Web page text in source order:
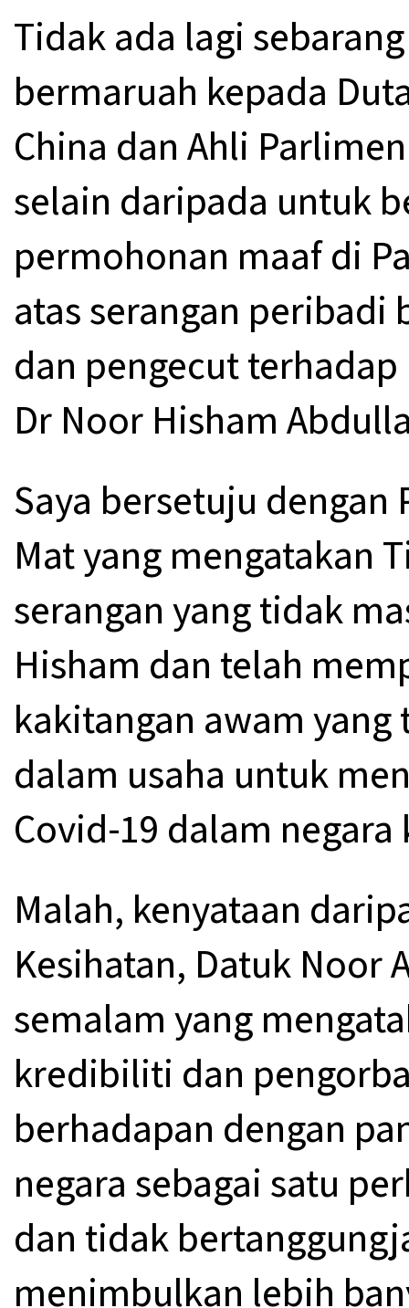
Tidak ada lagi
bermaruah kepada
China dan Ahli
selain daripada untuk
permohonan maaf di
atas serangan peribadi
dan pengecut
Dr Noor Hisham
Saya bersetuju dengan
Mat yang mengatakan
serangan yang tidak
Hisham dan telah
kakitangan awam
dalam usaha untuk
Covid-19 dalam negara
Malah, kenyataan
Kesihatan, Datuk Noor
semalam yang
kredibiliti dan
berhadapan dengan
negara sebagai satu
dan tidak
menimbulkan lebih